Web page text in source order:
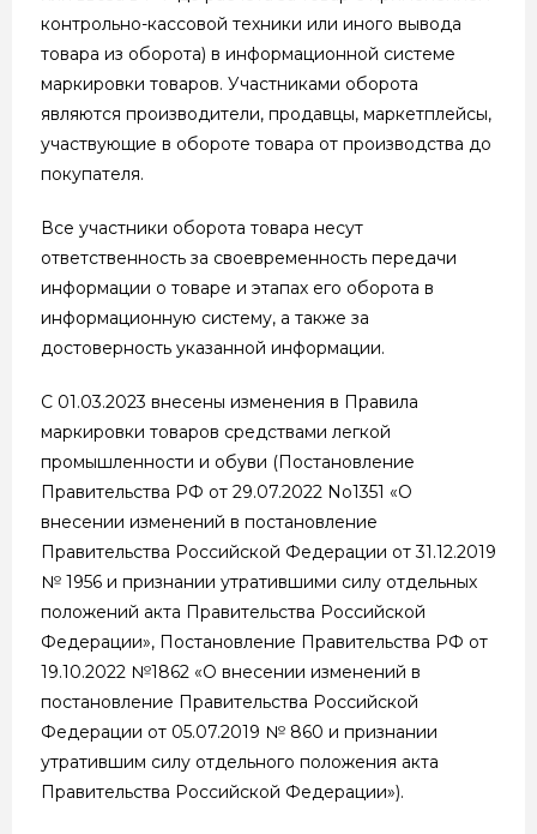
контрольно-кассовой техники или иного вывода
товара из оборота) в информационной системе
маркировки товаров. Участниками оборота
являются производители, продавцы, маркетплейсы,
участвующие в обороте товара от производства до
покупателя.
Все участники оборота товара несут
ответственность за своевременность передачи
информации о товаре и этапах его оборота в
информационную систему, а также за
достоверность указанной информации.
С 01.03.2023 внесены изменения в Правила
маркировки товаров средствами легкой
промышленности и обуви (Постановление
Правительства РФ от 29.07.2022 No1351 «О
внесении изменений в постановление
Правительства Российской Федерации от 31.12.2019
№ 1956 и признании утратившими силу отдельных
положений акта Правительства Российской
Федерации», Постановление Правительства РФ от
19.10.2022 №1862 «О внесении изменений в
постановление Правительства Российской
Федерации от 05.07.2019 № 860 и признании
утратившим силу отдельного положения акта
Правительства Российской Федерации»).